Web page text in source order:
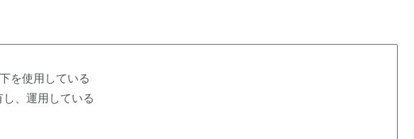
を使用している
、運用している